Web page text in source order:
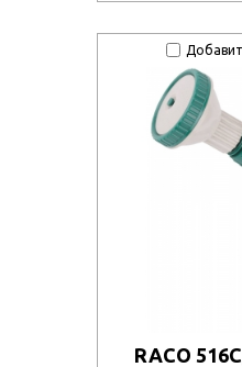
RACO